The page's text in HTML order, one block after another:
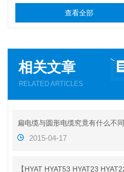
查看全部
相关文章
RELATED ARTICLES
扁电缆与圆形电缆究竟有什么不同
2015-04-17